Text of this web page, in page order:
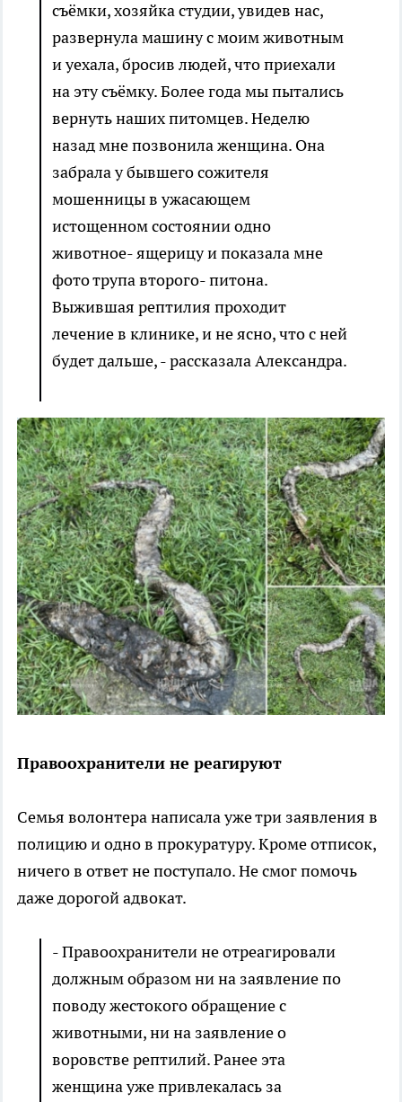
съёмки, хозяйка студии, увидев нас,
развернула машину с моим животным
и уехала, бросив людей, что приехали
на эту съёмку. Более года мы пытались
вернуть наших питомцев. Неделю
назад мне позвонила женщина. Она
забрала у бывшего сожителя
мошенницы в ужасающем
истощенном состоянии одно
животное- ящерицу и показала мне
фото трупа второго- питона.
Выжившая рептилия проходит
лечение в клинике, и не ясно, что с ней
будет дальше, - рассказала Александра.
Правоохранители не реагируют
Семья волонтера написала уже три заявления в
полицию и одно в прокуратуру. Кроме отписок,
ничего в ответ не поступало. Не смог помочь
даже дорогой адвокат.
- Правоохранители не отреагировали
должным образом ни на заявление по
поводу жестокого обращение с
животными, ни на заявление о
воровстве рептилий. Ранее эта
женщина уже привлекалась за